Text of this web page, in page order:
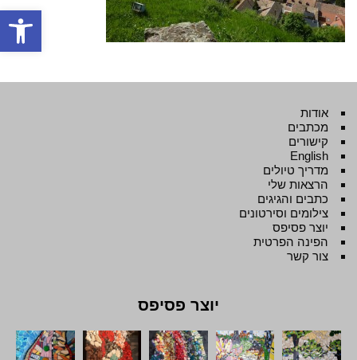
פתח
אודות
מכתבים
קישורים
English
מדריך טיולים
הרצאות שלי
כתבים והגיגים
צילומים וסירטונים
יוצר פסיפס
הפינה הפרטית
צור קשר
יוצר פסיפס